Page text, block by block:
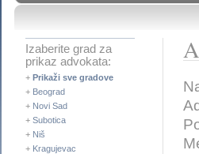
Izaberite grad za
prikaz advokata:
+ Prikaži sve gradove
+ Beograd
+ Novi Sad
+ Subotica
+ Niš
+ Kragujevac